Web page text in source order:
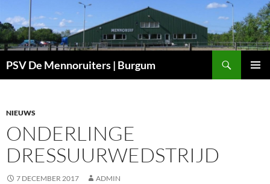
naar
de
inhoud
PSV De Mennoruiters | Burgum
NIEUWS
ONDERLINGE
DRESSUURWEDSTRIJD
7 DECEMBER 2017 ADMIN